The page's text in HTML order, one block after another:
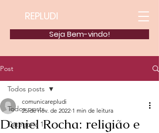
Seja Bem-vindo!
REPLUDI
Post
Todos posts
Categoria 1
Todos posts
Daniel Rocha: religião e
comunicarepludi
25 de nov. de 2022 1 min de leitura